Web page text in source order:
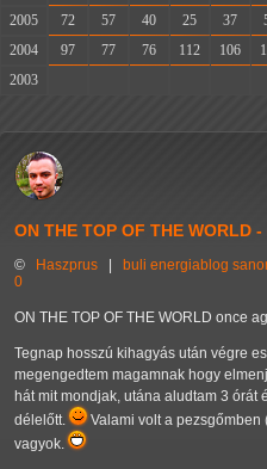
2005
72 57 40 25 37
2004
97 77 76 112 106
2003
ON THE TOP OF THE WORLD
© Haszprus buli energiablog
0
ON THE TOP OF THE WORLD once
Tegnap hosszú kihagyás után végre
megengedtem magamnak hogy
hát mit mondjak, utána aludtam 3 órát
délelőtt.
Valami volt a pezsgőmben
vagyok.